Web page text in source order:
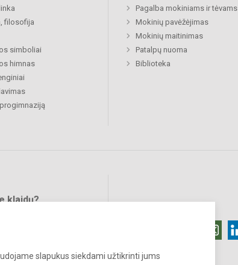
slapukus siekdami užtikrinti jums
filosofija
simboliai
himnas
Pagalba mokiniams ir tėvams
Mokinių pavėžėjimas
Mokinių maitinimas
Patalpų nuoma
Biblioteka
klaidų?